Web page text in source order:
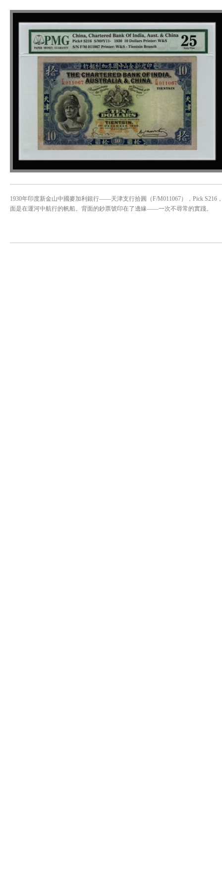
1930年印度新金山中國麥加利銀行——天津支行拾圓（F/M011067），Pick
面是在運河中航行的帆船。背面的鈔票號印在了邊緣——一次不尋常的實踐。